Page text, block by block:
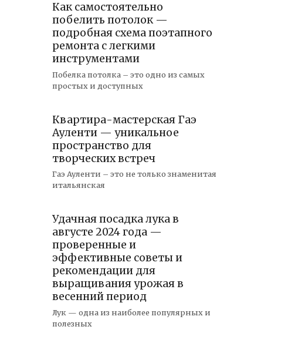
Как самостоятельно
побелить потолок —
подробная схема поэтапного
ремонта с легкими
инструментами
Побелка потолка – это одно из самых
простых и доступных
Квартира-мастерская Гаэ
Ауленти — уникальное
пространство для
творческих встреч
Гаэ Ауленти – это не только знаменитая
итальянская
Удачная посадка лука в
августе 2024 года —
проверенные и
эффективные советы и
рекомендации для
выращивания урожая в
весенний период
Лук — одна из наиболее популярных и
полезных